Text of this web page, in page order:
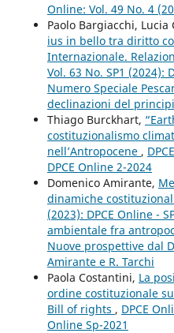
Online: Vol. 49 No. 4
Paolo Bargiacchi, Lucia
ius in bello tra diritto
Internazionale.
Vol. 63 No. SP1 (2024):
Numero Speciale
declinazioni del
Thiago Burckhart,
costituzionalismo
nell’Antropocene ,
DPCE Online 2-2024
Domenico Amirante,
dinamiche
(2023): DPCE Online -
ambientale fra
Nuove prospettive dal
Amirante e R. Tarchi
Paola Costantini, La
ordine costituzionale
Bill of rights , DPCE
Online Sp-2021